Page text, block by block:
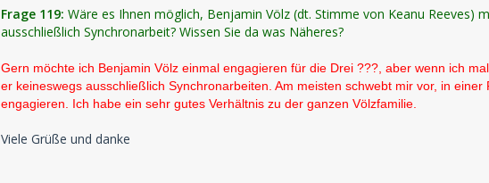
Frage 119: Wäre es Ihnen möglich, Benjamin Völz (dt. Stimme von Keanu Reeves)
ausschließlich Synchronarbeit? Wissen Sie da was Näheres?
Gern möchte ich Benjamin Völz einmal engagieren für die Drei ???, aber wenn ich
er keineswegs ausschließlich Synchronarbeiten. Am meisten schwebt mir vor, in
engagieren. Ich habe ein sehr gutes Verhältnis zu der ganzen Völzfamilie.
Viele Grüße und danke